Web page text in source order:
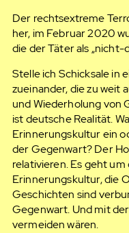
Der rechtsextreme
her, im Februar 2020
die der Täter als
Stelle ich Schicksale in
zueinander, die zu weit
und Wiederholung von
ist deutsche Realität.
Erinnerungskultur ein
der Gegenwart? Der
relativieren. Es geht
Erinnerungskultur, die
Geschichten sind
Gegenwart. Und mit
vermeiden wären.